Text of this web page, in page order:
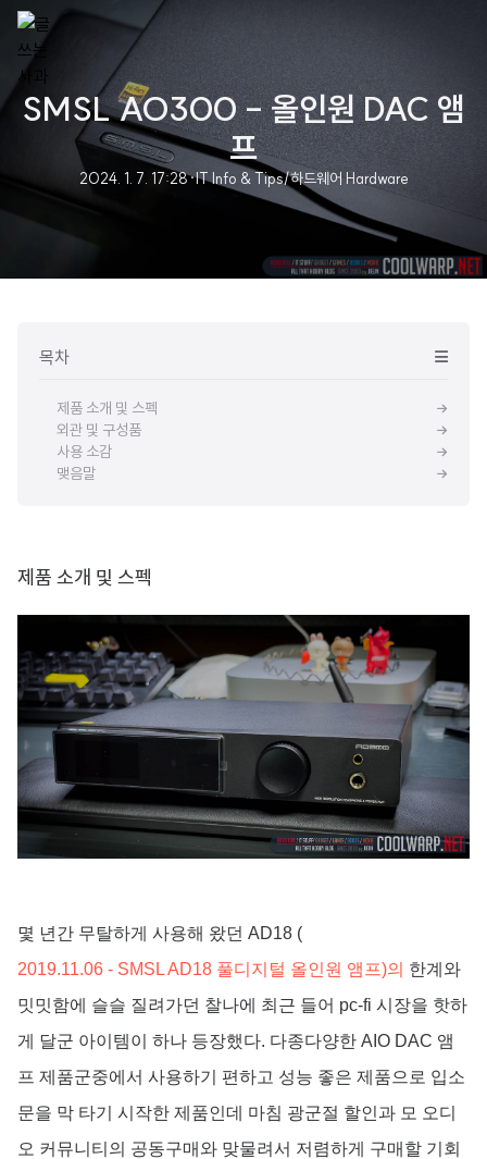
SMSL AO300 - 올인원 DAC 앰
프
2024. 1. 7. 17:28·IT Info & Tips/하드웨어 Hardware
목차
제품 소개 및 스펙
외관 및 구성품
사용 소감
맺음말
제품 소개 및 스펙
몇 년간 무탈하게 사용해 왔던 AD18 (
2019.11.06 - SMSL AD18 풀디지털 올인원 앰프)의 한계와
밋밋함에 슬슬 질려가던 찰나에 최근 들어 pc-fi 시장을 핫하
게 달군 아이템이 하나 등장했다. 다종다양한 AIO DAC 앰
프 제품군중에서 사용하기 편하고 성능 좋은 제품으로 입소
문을 막 타기 시작한 제품인데 마침 광군절 할인과 모 오디
오 커뮤니티의 공동구매와 맞물려서 저렴하게 구매할 기회